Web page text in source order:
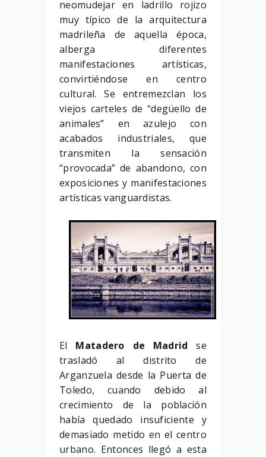
neomudejar en ladrillo rojizo
muy típico de la arquitectura
madrileña de aquella época,
alberga diferentes
manifestaciones artísticas,
convirtiéndose en centro
cultural. Se entremezclan los
viejos carteles de “degüello de
animales” en azulejo con
acabados industriales, que
transmiten la sensación
“provocada” de abandono, con
exposiciones y manifestaciones
artísticas vanguardistas.
El Matadero de Madrid se
trasladó al distrito de
Arganzuela desde la Puerta de
Toledo, cuando debido al
crecimiento de la población
había quedado insuficiente y
demasiado metido en el centro
urbano. Entonces llegó a esta